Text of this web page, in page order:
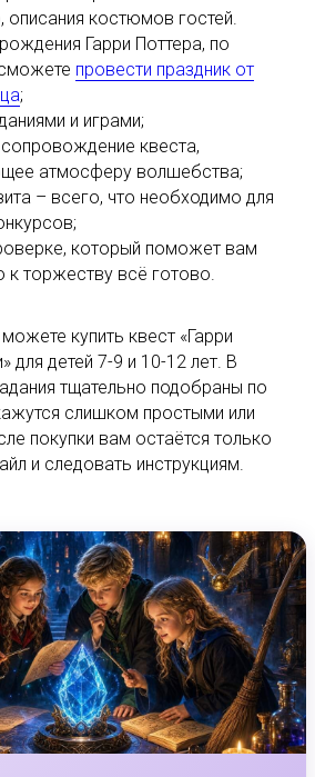
описания костюмов гостей.
Гарри Поттера, по
провести праздник от
;
и играми;
квеста,
атмосферу волшебства;
– всего, что необходимо для
который поможет вам
к торжеству всё готово.
купить квест «Гарри
для детей 7-9 и 10-12 лет. В
тщательно подобраны по
слишком простыми или
покупки вам остаётся только
и следовать инструкциям.